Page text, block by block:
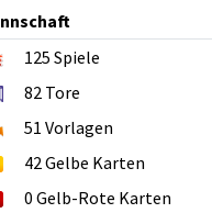
125 Spiele
82 Tore
51 Vorlagen
42Gelbe Karten
0 Gelb-Rote Karten